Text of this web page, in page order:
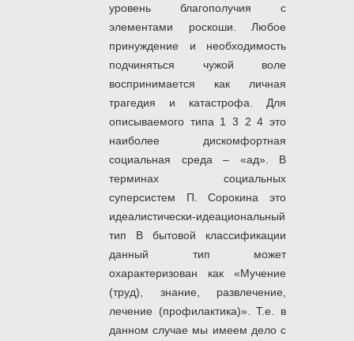
уровень благополучия с
элементами роскоши. Любое
принуждение и необходимость
подчиняться чужой воле
воспринимается как личная
трагедия и катастрофа. Для
описываемого типа 1 3 2 4 это
наиболее дискомфортная
социальная среда – «ад». В
терминах социальных
суперсистем П. Сорокина это
идеалистически-идеациональный
тип В бытовой классификации
данный тип может
охарактеризован как «Мучение
(труд), знание, развлечение,
лечение (профилактика)». Т.е. в
данном случае мы имеем дело с